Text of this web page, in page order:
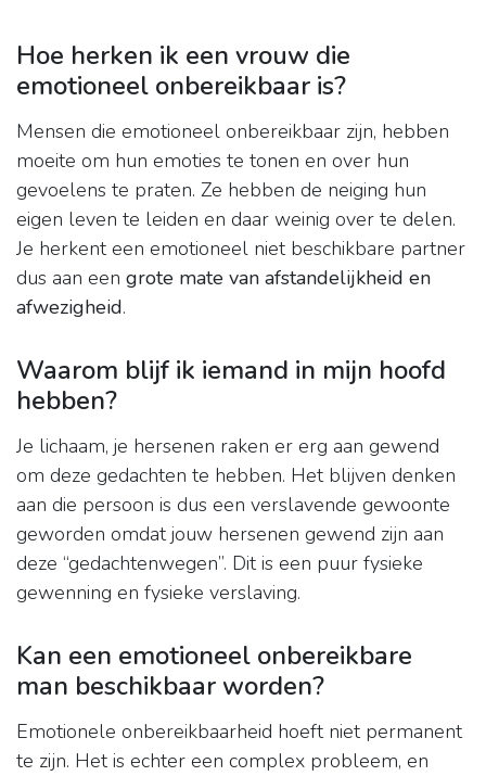
Hoe herken ik een vrouw die
emotioneel onbereikbaar is?
Mensen die emotioneel onbereikbaar zijn, hebben
moeite om hun emoties te tonen en over hun
gevoelens te praten. Ze hebben de neiging hun
eigen leven te leiden en daar weinig over te delen.
Je herkent een emotioneel niet beschikbare partner
dus aan een grote mate van afstandelijkheid en
afwezigheid.
Waarom blijf ik iemand in mijn hoofd
hebben?
Je lichaam, je hersenen raken er erg aan gewend
om deze gedachten te hebben. Het blijven denken
aan die persoon is dus een verslavende gewoonte
geworden omdat jouw hersenen gewend zijn aan
deze “gedachtenwegen”. Dit is een puur fysieke
gewenning en fysieke verslaving.
Kan een emotioneel onbereikbare
man beschikbaar worden?
Emotionele onbereikbaarheid hoeft niet permanent
te zijn. Het is echter een complex probleem, en